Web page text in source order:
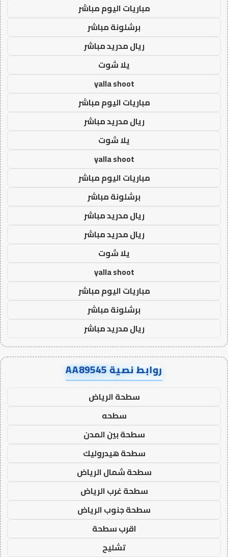
مباريات اليوم مباشر
برشلونة مباشر
ريال مدريد مباشر
يلا شوت
yalla shoot
مباريات اليوم مباشر
ريال مدريد مباشر
يلا شوت
yalla shoot
مباريات اليوم مباشر
برشلونة مباشر
ريال مدريد مباشر
ريال مدريد مباشر
يلا شوت
yalla shoot
مباريات اليوم مباشر
برشلونة مباشر
ريال مدريد مباشر
روابط نصية AA89545
سطحة الرياض
سطحه
سطحة بين المدن
سطحة هيدروليك
سطحة شمال الرياض
سطحة غرب الرياض
سطحة جنوب الرياض
اقرب سطحة
تشليح